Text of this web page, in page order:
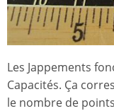
Les Jappements
Capacités. Ça
le nombre de